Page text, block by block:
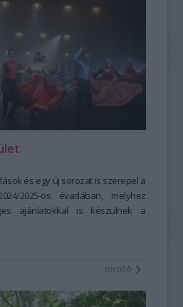
és egy új sorozat is szerepel a
2025-ös évadában, melyhez
ajánlatokkal is készülnek a
Attila
tovább